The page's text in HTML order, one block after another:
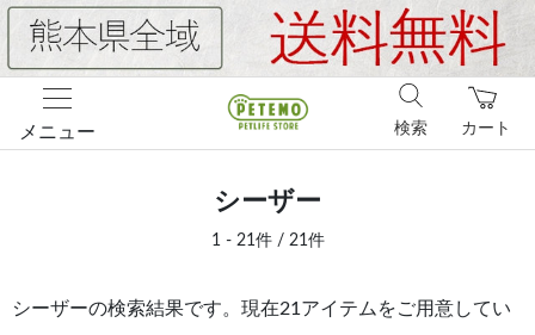
メニュー カート
検索
シーザー
1 - 21件 / 21件
シーザーの検索結果です。現在21アイテムをご用意してい